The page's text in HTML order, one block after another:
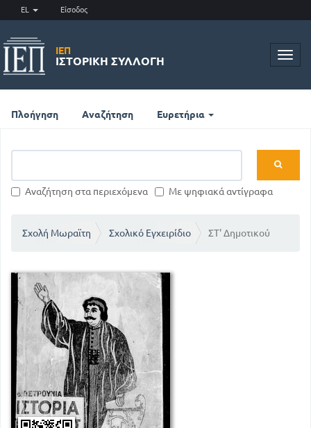
EL Είσοδος
ΙΕΠ
ΙΣΤΟΡΙΚΉ ΣΥΛΛΟΓΉ
Πλοήγηση Αναζήτηση Ευρετήρια
Αναζήτηση στα περιεχόμενα Με ψηφιακά αντίγραφα
Σχολή Μωραϊτη Σχολικό Εγχειρίδιο ΣΤ' Δημοτικού